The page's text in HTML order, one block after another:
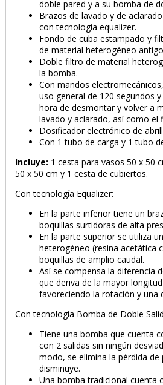
PRODUCTO AÑADIDO
doble pared y a su bomba de
Brazos de lavado y de
con tecnología equalizer.
Fondo de cuba estampado y
de material heterogéneo
Doble filtro de material
la bomba.
Con mandos
uso general de 120 segundos
hora de desmontar y volver a
lavado y aclarado, así como el
Dosificador electrónico de
Con 1 tubo de carga y 1 tubo
Incluye: 1 cesta para vasos 50 x 50
50 x 50 cm y 1 cesta de cubiertos.
Con tecnología Equalizer:
En la parte inferior tiene un
boquillas surtidoras de alta
En la parte superior se utiliza
heterogéneo (resina acetática
boquillas de amplio caudal.
Así se compensa la diferencia
que deriva de la mayor
favoreciendo la rotación y una
Con tecnología Bomba de Doble
Tiene una bomba que cuenta
con 2 salidas sin ningún
modo, se elimina la pérdida de
disminuye.
Una bomba tradicional cuenta